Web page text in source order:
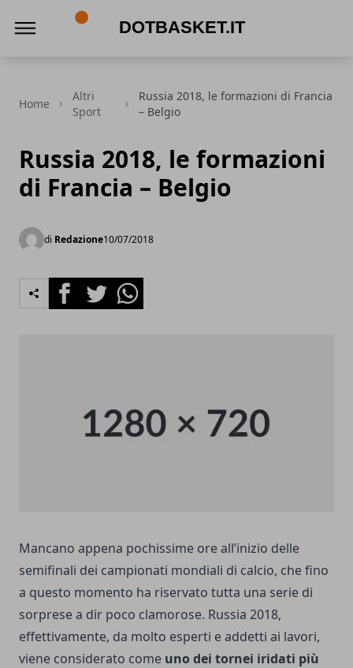
Home
Altri
Sport
Russia 2018, le formazioni di Francia
– Belgio
Russia 2018, le formazioni
di Francia – Belgio
di Redazione10/07/2018
FacebookTwitterWhatsapp
Mancano appena pochissime ore all’inizio delle
semifinali dei campionati mondiali di calcio, che fino
a questo momento ha riservato tutta una serie di
sorprese a dir poco clamorose. Russia 2018,
effettivamente, da molto esperti e addetti ai lavori,
viene considerato come uno dei tornei iridati più